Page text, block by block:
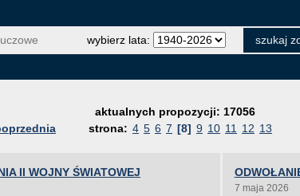
wybierz lata:
aktualnych propozycji: 17056
strona: 4 5 6 7 [8] 9 10 11 12 13
II WOJNY ŚWIATOWEJ
7 maja 2026